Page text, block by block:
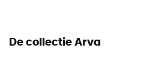
De collectie Arva